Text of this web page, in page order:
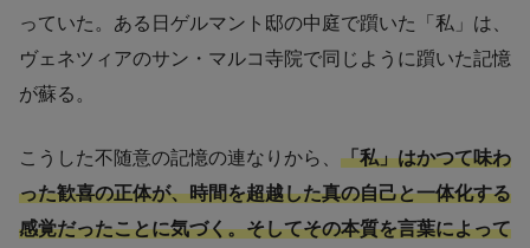
っていた。ある日ゲルマント邸の中庭で躓いた「私」は、
ヴェネツィアのサン・マルコ寺院で同じように躓いた記憶
が蘇る。
こうした不随意の記憶の連なりから、 「私」はかつて味わ
った歓喜の正体が、時間を超越した真の自己と一体化する
感覚だったことに気づく。そしてその本質を言葉によって